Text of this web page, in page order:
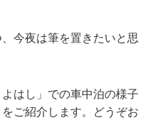
今夜は筆を置きたいと思
はし」での車中泊の様子
ご紹介します。どうぞお